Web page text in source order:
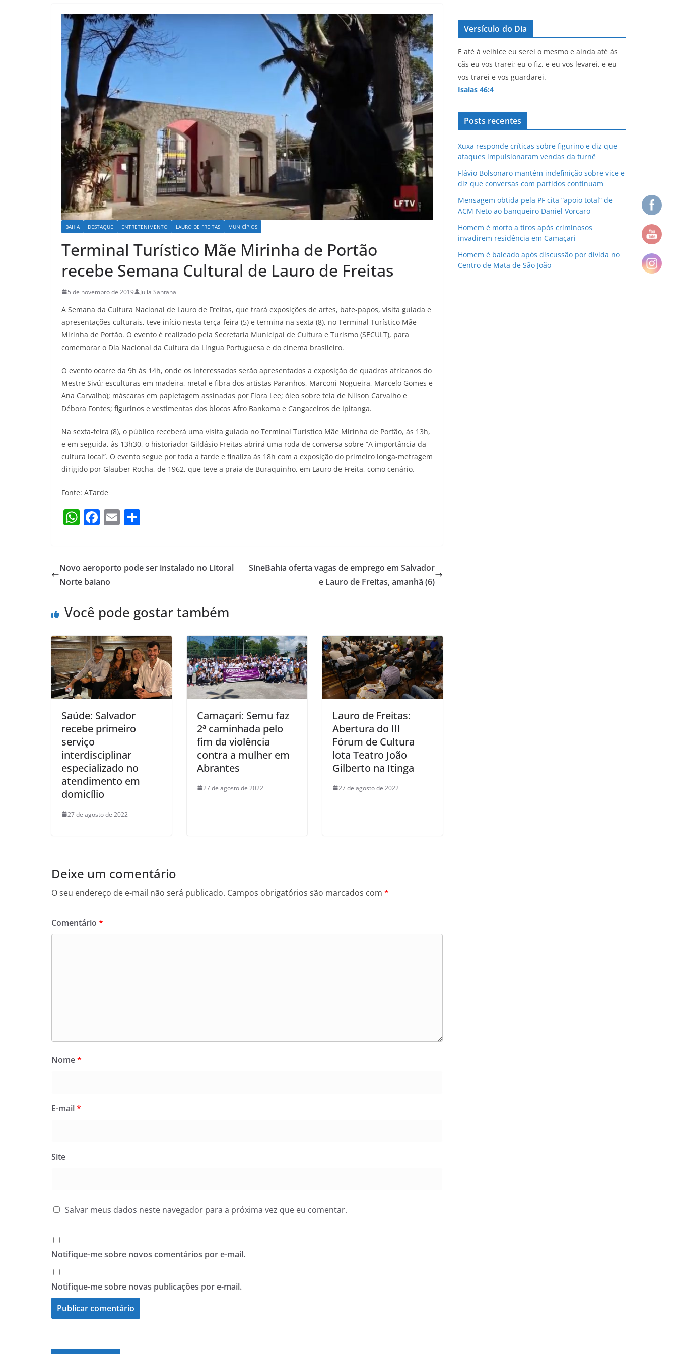
BAHIA DESTAQUE ENTRETENIMENTO LAURO DE FREITAS MUNICÍPIOS
Terminal Turístico Mãe Mirinha de Portão
recebe Semana Cultural de Lauro de Freitas
5 de novembro de 2019 Julia Santana
A Semana da Cultura Nacional de Lauro de Freitas, que trará exposições de artes, bate-papos, visita guiada e
apresentações culturais, teve início nesta terça-feira (5) e termina na sexta (8), no Terminal Turístico Mãe
Mirinha de Portão. O evento é realizado pela Secretaria Municipal de Cultura e Turismo (SECULT), para
comemorar o Dia Nacional da Cultura da Língua Portuguesa e do cinema brasileiro.
O evento ocorre da 9h às 14h, onde os interessados serão apresentados a exposição de quadros africanos do
Mestre Sivú; esculturas em madeira, metal e fibra dos artistas Paranhos, Marconi Nogueira, Marcelo Gomes e
Ana Carvalho); máscaras em papietagem assinadas por Flora Lee; óleo sobre tela de Nilson Carvalho e
Débora Fontes; figurinos e vestimentas dos blocos Afro Bankoma e Cangaceiros de Ipitanga.
Na sexta-feira (8), o público receberá uma visita guiada no Terminal Turístico Mãe Mirinha de Portão, às 13h,
e em seguida, às 13h30, o historiador Gildásio Freitas abrirá uma roda de conversa sobre “A importância da
cultura local”. O evento segue por toda a tarde e finaliza às 18h com a exposição do primeiro longa-metragem
dirigido por Glauber Rocha, de 1962, que teve a praia de Buraquinho, em Lauro de Freita, como cenário.
Fonte: ATarde
W
s
A
p
F
e
b
o
k
E
l e
Novo aeroporto pode ser instalado no Litoral
Norte baiano
SineBahia oferta vagas de emprego em Salvador
e Lauro de Freitas, amanhã (6)
Você pode gostar também
Saúde: Salvador
recebe primeiro
serviço
interdisciplinar
especializado no
atendimento em
domicílio
27 de agosto de 2022
Camaçari: Semu faz
2ª caminhada pelo
fim da violência
contra a mulher em
Abrantes
27 de agosto de 2022
Lauro de Freitas:
Abertura do III
Fórum de Cultura
lota Teatro João
Gilberto na Itinga
27 de agosto de 2022
Deixe um comentário
O seu endereço de e-mail não será publicado. Campos obrigatórios são marcados com *
Comentário *
Nome*
E-mail*
Site
Salvar meus dados neste navegador para a próxima vez que eu comentar.
Notifique-me sobre novos comentários por e-mail.
Notifique-me sobre novas publicações por e-mail.
Versículo do Dia
E até à velhice eu serei o mesmo e ainda até às
cãs eu vos trarei; eu o fiz, e eu vos levarei, e eu
vos trarei e vos guardarei.
Isaías 46:4
Posts recentes
Xuxa responde críticas sobre figurino e diz que
ataques impulsionaram vendas da turnê
Flávio Bolsonaro mantém indefinição sobre vice e
diz que conversas com partidos continuam
Mensagem obtida pela PF cita “apoio total” de
ACM Neto ao banqueiro Daniel Vorcaro
Homem é morto a tiros após criminosos
invadirem residência em Camaçari
Homem é baleado após discussão por dívida no
Centro de Mata de São João